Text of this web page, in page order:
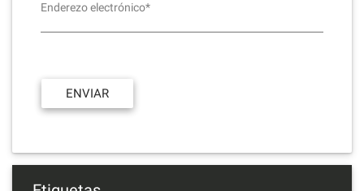
Enderezo electrónico*